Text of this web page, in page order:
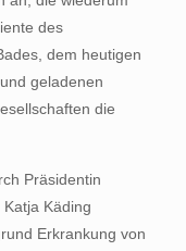
des
dem heutigen
geladenen
die
Präsidentin
Käding
Erkrankung von